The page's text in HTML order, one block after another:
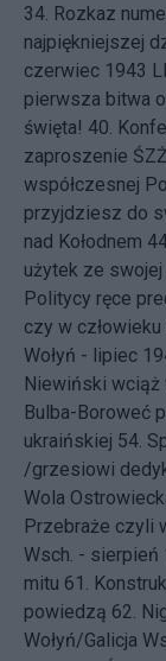
34. Rozkaz
najpiękniejszej
czerwiec 1943
pierwsza bitwa
święta! 40.
zaproszenie
współczesnej
przyjdziesz do
nad Kołodnem
użytek ze
Politycy ręce
czy w
Wołyń - lipiec
Niewiński wciąż
Bulba-Boroweć
ukraińskiej 54.
/grzesiowi
Wola
Przebraże czyli
Wsch. - sierpień
mitu 61.
powiedzą 62.
Wołyń/Galicja